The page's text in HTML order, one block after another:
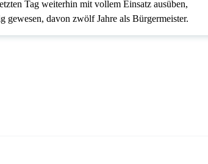
Tag weiterhin mit vollem Einsatz ausüben,
gewesen, davon zwölf Jahre als Bürgermeister.